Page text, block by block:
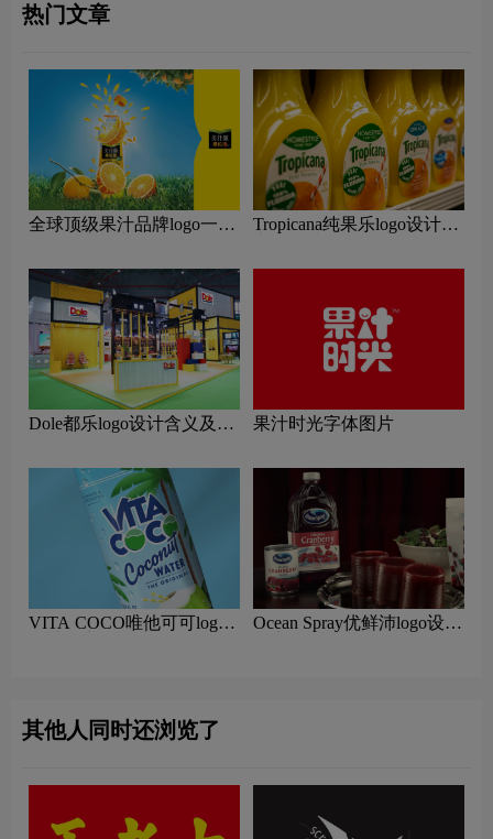
热门文章
全球顶级果汁品牌logo一
Tropicana纯果乐logo设计含
Dole都乐logo设计含义及果
果汁时光字体图片
VITA COCO唯他可可logo
Ocean Spray优鲜沛logo设计
其他人同时还浏览了